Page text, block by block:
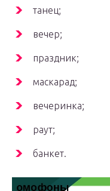
танец;
вечер;
праздник;
маскарад;
вечеринка;
раут;
банкет.